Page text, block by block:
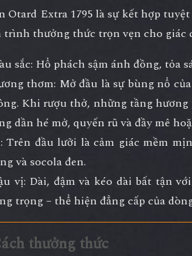
Otard Extra 1795 là sự kết hợp
trình thưởng thức trọn vẹn cho giác
sắc: Hổ phách sậm ánh đồng, tỏa
thơm: Mở đầu là sự bùng nổ
. Khi rượu thở, những tầng
dần hé mở, quyến rũ và đầy mê
Trên đầu lưỡi là cảm giác mềm
và socola đen.
vị: Dài, đậm và kéo dài bất tận
trọng – thể hiện đẳng cấp của
thưởng thức